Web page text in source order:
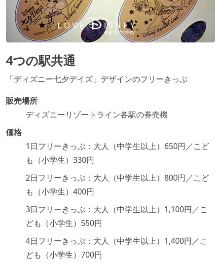
4つの駅共通
「ディズニー七夕デイズ」デザインのフリーきっぷ
販売場所
ディズニーリゾートライン各駅の券売機
価格
1日フリーきっぷ：大人（中学生以上）650円／こど
も（小学生）330円
2日フリーきっぷ：大人（中学生以上）800円／こど
も（小学生）400円
3日フリーきっぷ：大人（中学生以上）1,100円／こ
ども（小学生）550円
4日フリーきっぷ：大人（中学生以上）1,400円／こ
ども（小学生）700円